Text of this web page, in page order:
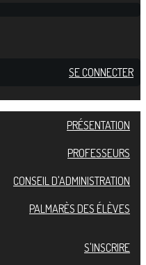
SE CONNECTER
PRÉSENTATION
PROFESSEURS
CONSEIL D'ADMINISTRATION
PALMARÈS DES ÉLÈVES
S'INSCRIRE